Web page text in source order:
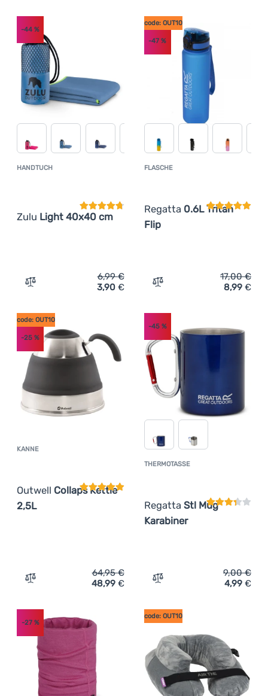
HANDTUCH
Zulu Light 40x40 cm
Kundenbewertung
-44 %
Zum Vergleich 'Handtuch Zulu Light 40x40 cm'
6,99€
3,90 €
FLASCHE
Regatta 0.6L Tritan
Flip
code: OUT10
-47 %
Zum Vergleich 'Flasche
17,00€
8,99 €
KANNE
Outwell Collaps Kettle
2,5L
Kundenbewertung
code: OUT10
-25 %
Zum Vergleich 'Kanne Outwell Collaps Kettle 2,5L'
64,95€
48,99 €
THERMOTASSE
Regatta Stl Mug
Karabiner
-45%
Zum Vergleich
9,00€
4,99 €
-27%
code: OUT10